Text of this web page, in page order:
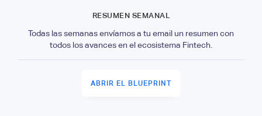
RESUMEN SEMANAL
Todas las semanas envíamos a tu email un resumen con
todos los avances en el ecosistema Fintech.
ABRIR EL BLUEPRINT